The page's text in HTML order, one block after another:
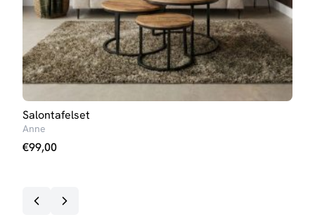
Salontafelset
Anne
€99,00